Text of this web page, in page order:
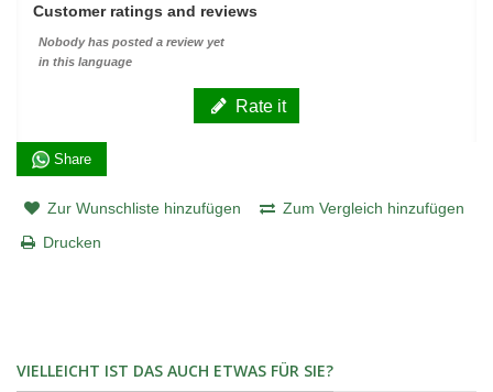
Customer ratings and reviews
Nobody has posted a review yet
in this language
Rate it
Share
Zur Wunschliste hinzufügen
Zum Vergleich hinzufügen
Drucken
VIELLEICHT IST DAS AUCH ETWAS FÜR SIE?